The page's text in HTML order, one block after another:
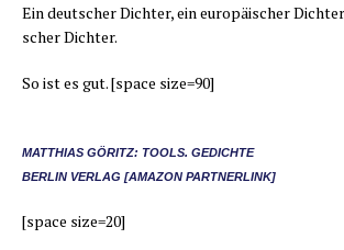
Ein deut­scher Dich­ter, ein euro­päi­scher
scher Dichter.
So ist es gut. [space size=90]
MAT­THI­AS GÖRITZ: TOOLS. GEDICH­TE
BER­LIN VER­LAG [AMA­ZON PARTNERLINK]
[space size=20]